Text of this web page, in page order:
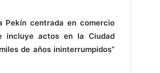
Pekín centrada en comercio
incluye actos en la Ciudad
de años ininterrumpidos”